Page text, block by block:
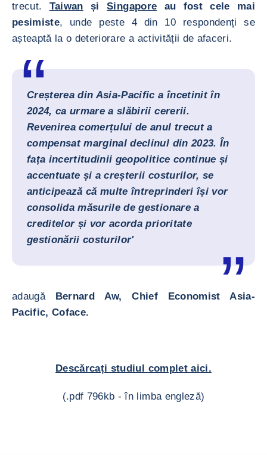
trecut. Taiwan șiSingapore au fost cele mai
pesimiste, unde peste 4 din 10 respondenți se
așteaptă la o deteriorare a activității de afaceri.
Creșterea din Asia-Pacific a încetinit în
2024, ca urmare a slăbirii cererii.
Revenirea comerțului de anul trecut a
compensat marginal declinul din 2023. În
fața incertitudinii geopolitice continue și
accentuate și a creșterii costurilor, se
anticipează că multe întreprinderi își vor
consolida măsurile de gestionare a
creditelor și vor acorda prioritate
gestionării costurilor'
adaugă Bernard Aw, Chief Economist Asia-
Pacific, Coface.
Descărcați studiul complet aici.
(.pdf 796kb - în limba engleză)